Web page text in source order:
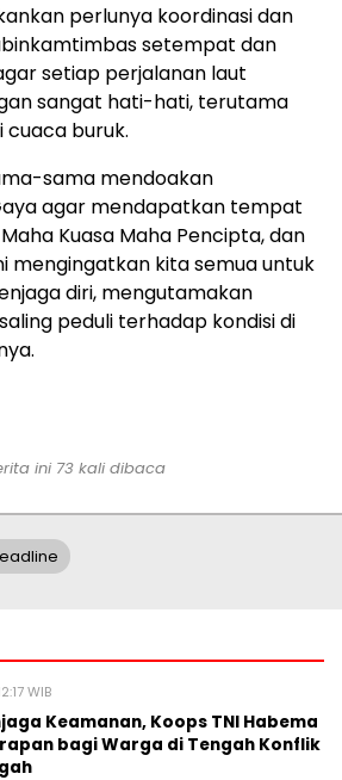
perlunya koordinasi dan
setempat dan
setiap perjalanan laut
sangat hati-hati, terutama
buruk.
sama mendoakan
agar mendapatkan tempat
Kuasa Maha Pencipta, dan
mengingatkan kita semua untuk
diri, mengutamakan
peduli terhadap kondisi di
ini 73 kali dibaca
WIB
Keamanan, Koops TNI Habema
bagi Warga di Tengah Konflik